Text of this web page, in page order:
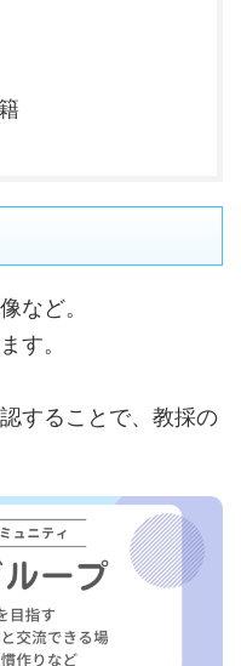
など。
す。
することで、教採の